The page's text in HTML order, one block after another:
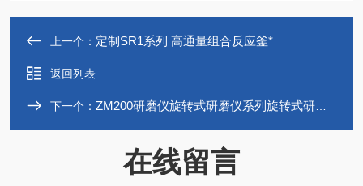
上一个： 定制SR1系列 高通量组合反应釜*
返回列表
下一个： ZM200研磨仪旋转式研磨仪系列旋转式研磨仪
在线留言